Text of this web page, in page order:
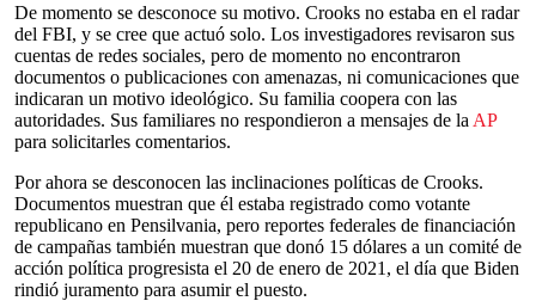
De momento se desconoce su motivo. Crooks no estaba en el radar
del FBI, y se cree que actuó solo. Los investigadores revisaron sus
cuentas de redes sociales, pero de momento no encontraron
documentos o publicaciones con amenazas, ni comunicaciones que
indicaran un motivo ideológico. Su familia coopera con las
autoridades. Sus familiares no respondieron a mensajes de la AP
para solicitarles comentarios.
Por ahora se desconocen las inclinaciones políticas de Crooks.
Documentos muestran que él estaba registrado como votante
republicano en Pensilvania, pero reportes federales de financiación
de campañas también muestran que donó 15 dólares a un comité de
acción política progresista el 20 de enero de 2021, el día que Biden
rindió juramento para asumir el puesto.